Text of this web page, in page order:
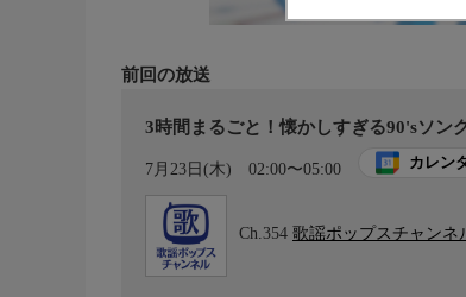
前回の放送
3時間まるごと！懐かしすぎる90'sソ
7月23日(木) 02:00〜05:00 カレン
Ch.354 歌謡ポップスチャンネ